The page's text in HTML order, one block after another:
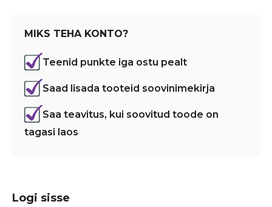
MIKS TEHA KONTO?
Teenid punkte iga ostu pealt
Saad lisada tooteid soovinimekirja
Saa teavitus, kui soovitud toode on
tagasi laos
Logi sisse